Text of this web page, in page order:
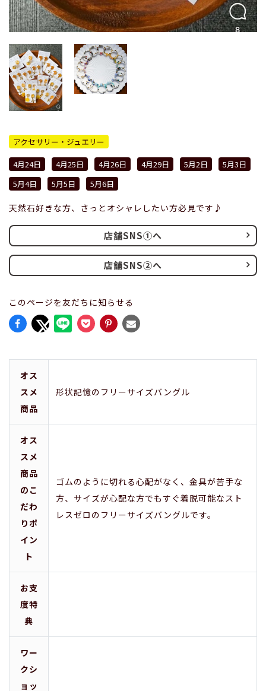
アクセサリー・ジュエリー
4月24日
4月25日 4月26日 4月29日 5月2日
5月3日
5月4日
5月5日 5月6日
天然石好きな方、さっとオシャレしたい方必見です♪
店舗SNS①へ
店舗SNS②へ
このページを友だちに知らせる
オス
スメ
商品
形状記憶のフリーサイズバングル
オス
スメ
商品
のこ
だわ
りポ
イン
ト
ゴムのように切れる心配がなく、金具が苦手な
方、サイズが心配な方でもすぐ着脱可能なスト
レスゼロのフリーサイズバングルです。
お支
度特
典
ワー
クシ
ョッ